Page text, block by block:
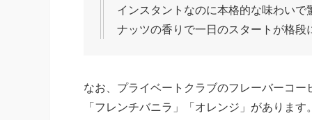
インスタントなのに本格的な味わい
ナッツの香りで一日のスタートが格
なお、プライベートクラブのフレーバーコ
「フレンチバニラ」「オレンジ」がありま